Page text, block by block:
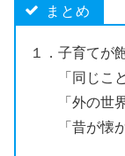
まとめ
１．子育てが
「同じこと
「外の世界
「昔が懐か